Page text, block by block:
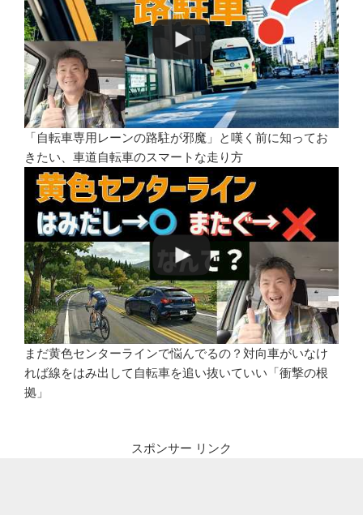
「自転車専用レーンの路駐が邪魔」と嘆く前に知ってお
きたい、車道自転車のスマートな走り方
まだ黄色センターラインで悩んでるの？対向車がいなけ
れば線をはみ出して自転車を追い抜いていい「衝撃の根
拠」
スポンサー リンク